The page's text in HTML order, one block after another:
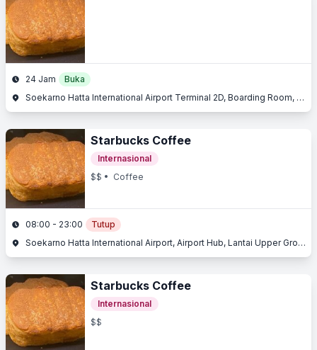
24 Jam
Buka
Soekarno Hatta International Airport Terminal 2D, Boarding Room, Jl. Raya Bandara, Benda, Tangerang, Banten
Starbucks Coffee
Internasional
$$ • Coffee
08:00 - 23:00
Tutup
Soekarno Hatta International Airport, Airport Hub, Lantai Upper Ground, Jl. Husein Sastranegara, Benda, Tangerang, Banten
Starbucks Coffee
Internasional
$$